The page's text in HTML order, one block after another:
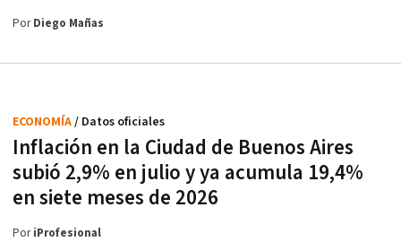
PorDiego Mañas
Inflación en la Ciudad de Buenos Aires
subió 2,9% en julio y ya acumula 19,4%
en siete meses de 2026
ECONOMÍA/ Datos oficiales
PoriProfesional